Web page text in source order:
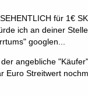
für 1€
ich an deiner
googlen...
angebliche
Euro Streitwert